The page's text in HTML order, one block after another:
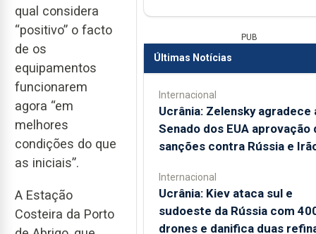
qual considera
“positivo” o facto
de os
equipamentos
funcionarem
agora “em
melhores
condições do que
as iniciais”.
A Estação
Costeira da Porto
PUB
Últimas Notícias
Internacional
Ucrânia: Zelensky agradece
Senado dos EUA aprovação
sanções contra Rússia e
Internacional
Ucrânia: Kiev ataca sul e
sudoeste da Rússia com
drones e danifica duas